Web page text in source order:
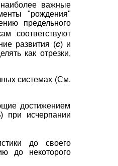
важные
"рождения"
предельного
соответствуют
развития (c) и
как отрезки,
системах (См.
достижением
) при исчерпании
до своего
до некоторого